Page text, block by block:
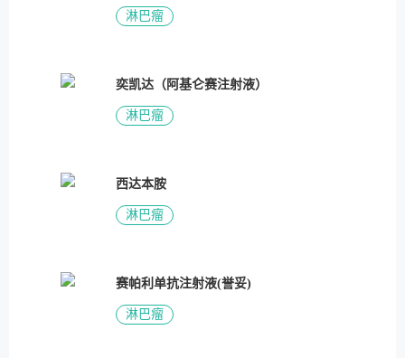
淋巴瘤
奕凯达（阿基仑赛注射液）
淋巴瘤
西达本胺
淋巴瘤
赛帕利单抗注射液(誉妥)
淋巴瘤